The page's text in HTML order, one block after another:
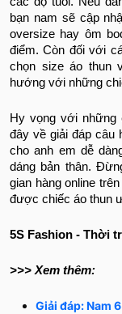
bạn nam sẽ cập
oversize hay ôm
điểm. Còn đối với
chọn size áo thun
hướng với những
Hy vọng với những
đây về giải đáp câu
cho anh em dễ
dáng bản thân.
gian hàng online
được chiếc áo thun
5S Fashion - Thời
>>> Xem thêm:
Giải đáp: Nam